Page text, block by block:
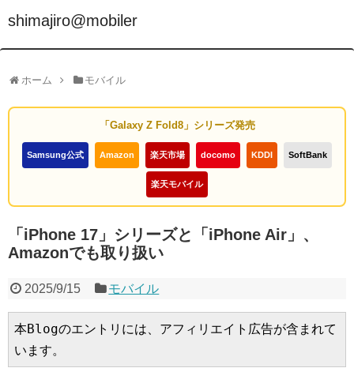
shimajiro@mobiler
ホーム モバイル
「Galaxy Z Fold8」シリーズ発売
Samsung公式 Amazon 楽天市場 docomo KDDI SoftBank
楽天モバイル
「iPhone 17」シリーズと「iPhone Air」、
Amazonでも取り扱い
2025/9/15 モバイル
本Blogのエントリには、アフィリエイト広告が含まれて
います。